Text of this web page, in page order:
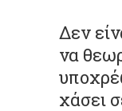
Δεν
να
χάσει